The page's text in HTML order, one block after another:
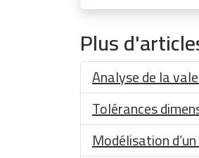
Plus
Analyse de la
Tolérances
Modélisation